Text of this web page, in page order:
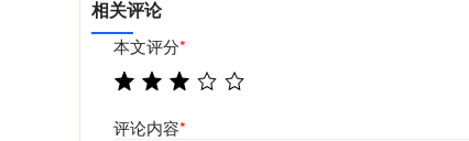
相关评论
本文评分*
评论内容*